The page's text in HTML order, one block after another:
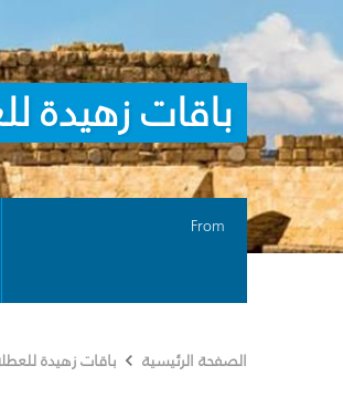
باقات زهيدة
From
الصفحة الرئيسية باقات زهيدة